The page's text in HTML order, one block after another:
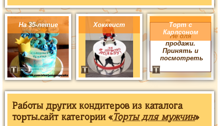
На 35-летие Хоккеист
Торт с
Карлсоном
Не для
продажи.
Принять и
посмотреть
Работы других кондитеров из каталога
торты.сайт категории «Торты для мужчин»